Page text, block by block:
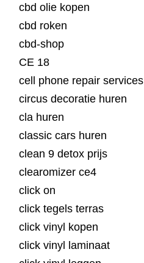
cbd olie kopen
cbd roken
cbd-shop
CE 18
cell phone repair services
circus decoratie huren
cla huren
classic cars huren
clean 9 detox prijs
clearomizer ce4
click on
click tegels terras
click vinyl kopen
click vinyl laminaat